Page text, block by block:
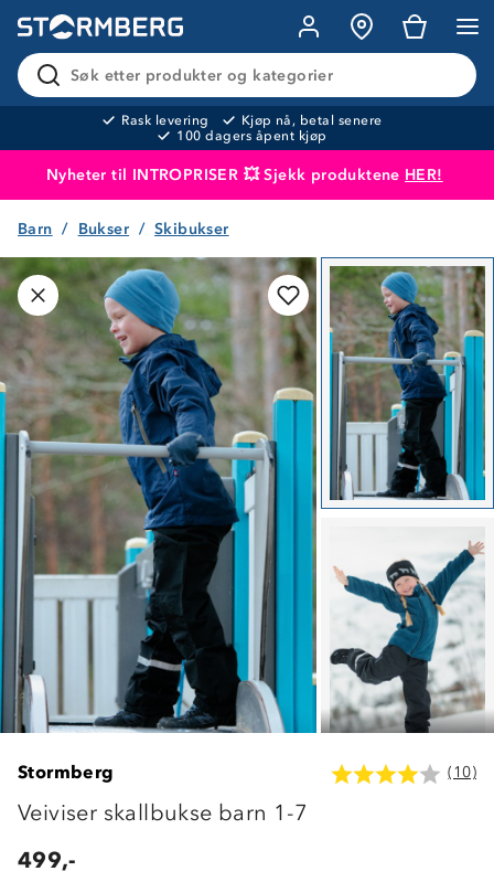
Søk etter produkter og kategorier
Rask levering
Kjøp nå, betal senere
100 dagers åpent kjøp
Nyheter til INTROPRISER 💥 Sjekk produktene HER!
Produktet er lagt i handlekurven
Barn Bukser Skibukser
Stormberg (10)
Veiviser skallbukse barn 1-7
499,-